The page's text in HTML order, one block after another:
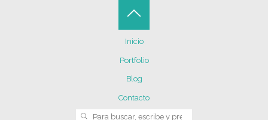
Inicio
Portfolio
Blog
Contacto
BUSCAR
Volver
arriba